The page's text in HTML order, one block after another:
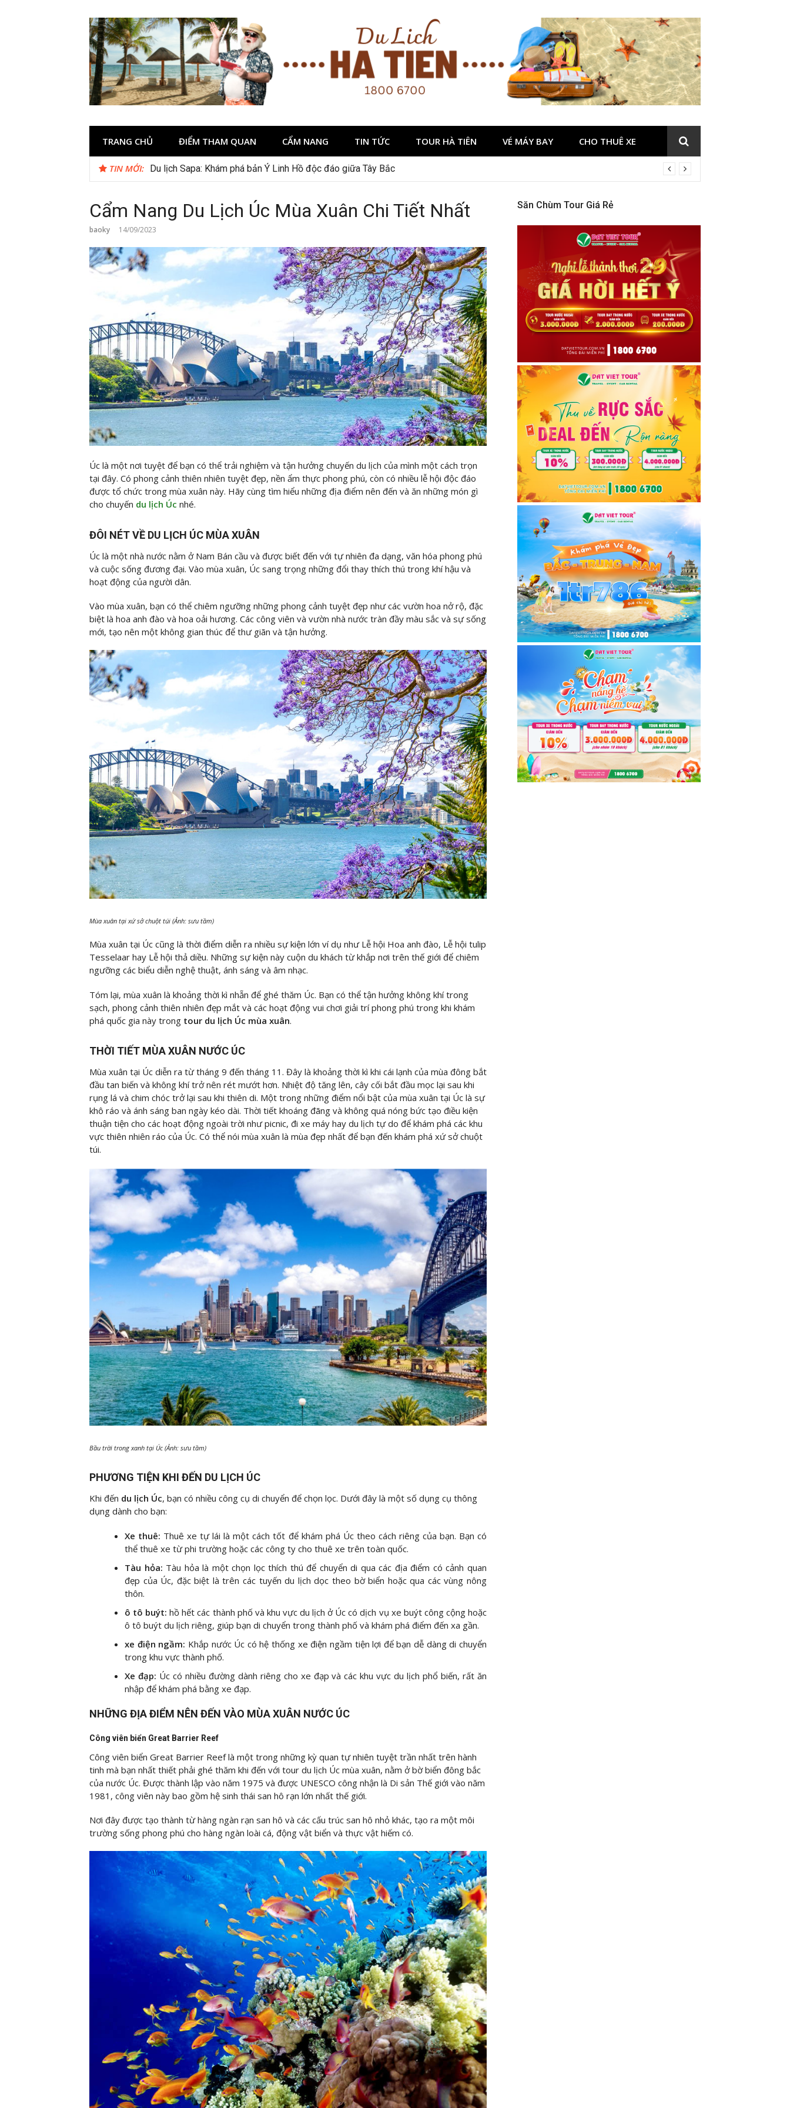
TRANG CHỦ ĐIỂM THAM QUAN CẨM NANG TIN TỨC TOUR HÀ TIÊN VÉ MÁY BAY CHO THUÊ XE
TIN MỚI: Du lịch Sapa: Khám phá bản Ý Linh Hồ độc đáo giữa Tây Bắc
Tour du lịch Phú Quốc 3N3D: Hành trình khám phá đảo Ngọc
Cẩm Nang Du Lịch Úc Mùa Xuân Chi Tiết Nhất
baoky 14/09/2023
Úc là một nơi tuyệt để bạn có thể trải nghiệm và tận hưởng chuyến du lịch của mình một cách trọn
tại đây. Có phong cảnh thiên nhiên tuyệt đẹp, nền ẩm thực phong phú, còn có nhiều lễ hội độc đáo
được tổ chức trong mùa xuân này. Hãy cùng tìm hiểu những địa điểm nên đến và ăn những món gì
cho chuyến du lịch Úc nhé.
ĐÔI NÉT VỀ DU LỊCH ÚC MÙA XUÂN
Úc là một nhà nước nằm ở Nam Bán cầu và được biết đến với tự nhiên đa dạng, văn hóa phong phú
và cuộc sống đương đại. Vào mùa xuân, Úc sang trọng những đổi thay thích thú trong khí hậu và
hoạt động của người dân.
Vào mùa xuân, bạn có thể chiêm ngưỡng những phong cảnh tuyệt đẹp như các vườn hoa nở rộ, đặc
biệt là hoa anh đào và hoa oải hương. Các công viên và vườn nhà nước tràn đầy màu sắc và sự sống
mới, tạo nên một không gian thúc để thư giãn và tận hưởng.
Mùa xuân tại xứ sở chuột túi (Ảnh: sưu tầm)
Mùa xuân tại Úc cũng là thời điểm diễn ra nhiều sự kiện lớn ví dụ như Lễ hội Hoa anh đào, Lễ hội tulip
Tesselaar hay Lễ hội thả diều. Những sự kiện này cuộn du khách từ khắp nơi trên thế giới để chiêm
ngưỡng các biểu diễn nghệ thuật, ánh sáng và âm nhạc.
Tóm lại, mùa xuân là khoảng thời kì nhẵn để ghé thăm Úc. Bạn có thể tận hưởng không khí trong
sạch, phong cảnh thiên nhiên đẹp mắt và các hoạt động vui chơi giải trí phong phú trong khi khám
phá quốc gia này trong tour du lịch Úc mùa xuân.
THỜI TIẾT MÙA XUÂN NƯỚC ÚC
Mùa xuân tại Úc diễn ra từ tháng 9 đến tháng 11. Đây là khoảng thời kì khi cái lạnh của mùa đông bắt
đầu tan biến và không khí trở nên rét mướt hơn. Nhiệt độ tăng lên, cây cối bắt đầu mọc lại sau khi
rụng lá và chim chóc trở lại sau khi thiên di. Một trong những điểm nổi bật của mùa xuân tại Úc là sự
khô ráo và ánh sáng ban ngày kéo dài. Thời tiết khoáng đãng và không quá nóng bức tạo điều kiện
thuận tiện cho các hoạt động ngoài trời như picnic, đi xe máy hay du lịch tự do để khám phá các khu
vực thiên nhiên ráo của Úc. Có thể nói mùa xuân là mùa đẹp nhất để bạn đến khám phá xứ sở chuột
túi.
Bầu trời trong xanh tại Úc (Ảnh: sưu tầm)
PHƯƠNG TIỆN KHI ĐẾN DU LỊCH ÚC
Khi đến du lịch Úc, bạn có nhiều công cụ di chuyển để chọn lọc. Dưới đây là một số dụng cụ thông
dụng dành cho bạn:
Xe thuê: Thuê xe tự lái là một cách tốt để khám phá Úc theo cách riêng của bạn. Bạn có
thể thuê xe từ phi trường hoặc các công ty cho thuê xe trên toàn quốc.
Tàu hỏa: Tàu hỏa là một chọn lọc thích thú để chuyển di qua các địa điểm có cảnh quan
đẹp của Úc, đặc biệt là trên các tuyến du lịch dọc theo bờ biển hoặc qua các vùng nông
thôn.
ô tô buýt: hồ hết các thành phố và khu vực du lịch ở Úc có dịch vụ xe buýt công cộng hoặc
ô tô buýt du lịch riêng, giúp bạn di chuyển trong thành phố và khám phá điểm đến xa gần.
xe điện ngầm: Khắp nước Úc có hệ thống xe điện ngầm tiện lợi để bạn dễ dàng di chuyển
trong khu vực thành phố.
Xe đạp: Úc có nhiều đường dành riêng cho xe đạp và các khu vực du lịch phổ biến, rất ăn
nhập để khám phá bằng xe đạp.
NHỮNG ĐỊA ĐIỂM NÊN ĐẾN VÀO MÙA XUÂN NƯỚC ÚC
Công viên biển Great Barrier Reef
Công viên biển Great Barrier Reef là một trong những kỳ quan tự nhiên tuyệt trần nhất trên hành
tinh mà bạn nhất thiết phải ghé thăm khi đến với tour du lịch Úc mùa xuân, nằm ở bờ biển đông bắc
của nước Úc. Được thành lập vào năm 1975 và được UNESCO công nhận là Di sản Thế giới vào năm
1981, công viên này bao gồm hệ sinh thái san hô rạn lớn nhất thế giới.
Nơi đây được tạo thành từ hàng ngàn rạn san hô và các cấu trúc san hô nhỏ khác, tạo ra một môi
trường sống phong phú cho hàng ngàn loài cá, động vật biển và thực vật hiếm có.
Săn Chùm Tour Giá Rẻ